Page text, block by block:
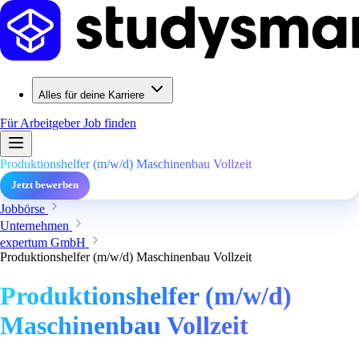
Alles für deine Karriere
Für ArbeitgeberJob finden
Produktionshelfer (m/w/d) Maschinenbau Vollzeit
Jetzt bewerben
Jobbörse
Unternehmen
expertum GmbH
Produktionshelfer (m/w/d) Maschinenbau Vollzeit
Produktionshelfer (m/w/d)
Maschinenbau Vollzeit